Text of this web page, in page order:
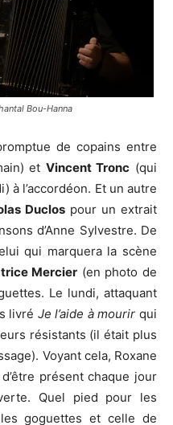
Bou-Hanna
de copains entre
et Vincent Tronc (qui
à l’accordéon. Et un autre
Duclos pour un extrait
d’Anne Sylvestre. De
qui marquera la scène
Mercier (en photo de
Le lundi, attaquant
livré Je l’aide à mourir qui
résistants (il était plus
Voyant cela, Roxane
présent chaque jour
Quel pied pour les
goguettes et celle de